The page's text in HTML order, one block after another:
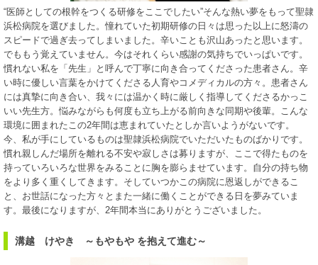
“医師としての根幹をつくる研修をここでしたい”そんな熱い夢をもって聖隷
浜松病院を選びました。憧れていた初期研修の日々は思った以上に怒濤の
スピードで過ぎ去ってしまいました。辛いことも沢山あったと思います。
でももう覚えていません。今はそれくらい感謝の気持ちでいっぱいです。
慣れない私を「先生」と呼んで丁寧に向き合ってくださった患者さん。辛
い時に優しい言葉をかけてくださる人育やコメディカルの方々。患者さん
には真摯に向き合い、我々には温かく時に厳しく指導してくださるかっこ
いい先生方。悩みながらも何度も立ち上がる前向きな同期や後輩。こんな
環境に囲まれたこの2年間は恵まれていたとしか言いようがないです。
今、私が手にしているものは聖隷浜松病院でいただいたものばかりです。
慣れ親しんだ場所を離れる不安や寂しさは募りますが、ここで得たものを
持っていろいろな世界をみることに胸を膨らませています。自分の持ち物
をより多く重くしてきます。そしていつかこの病院に恩返しができるこ
と、お世話になった方々とまた一緒に働くことができる日を夢みていま
す。最後になりますが、2年間本当にありがとうございました。
溝越 けやき ～もやもや を抱えて進む～